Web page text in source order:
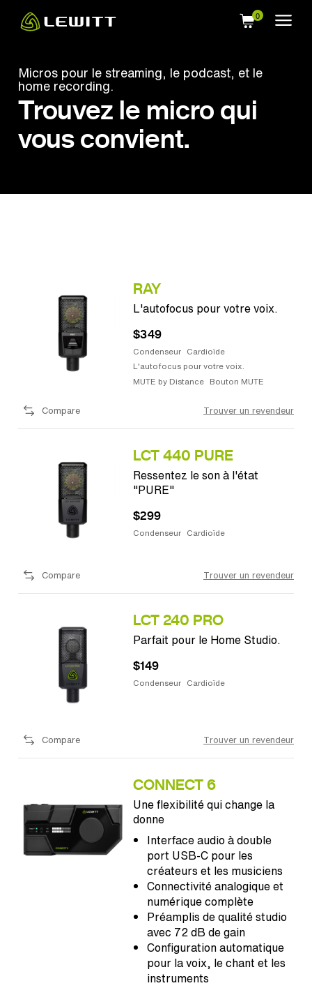
Micros pour le streaming, le podcast, et le
home recording.
Trouvez le micro qui
vous convient.
RAY
L'autofocus pour votre voix.
$349
Condenseur Cardioïde
L'autofocus pour votre voix.
MUTE by Distance Bouton MUTE
Compare Trouver un revendeur
LCT 440 PURE
Ressentez le son à l'état
"PURE"
$299
Condenseur Cardioïde
Compare Trouver un revendeur
LCT 240 PRO
Parfait pour le Home Studio.
$149
Condenseur Cardioïde
Compare Trouver un revendeur
CONNECT 6
Une flexibilité qui change la
donne
Interface audio à double
port USB-C pour les
créateurs et les musiciens
Connectivité analogique et
numérique complète
Préamplis de qualité studio
avec 72 dB de gain
Configuration automatique
pour la voix, le chant et les
instruments